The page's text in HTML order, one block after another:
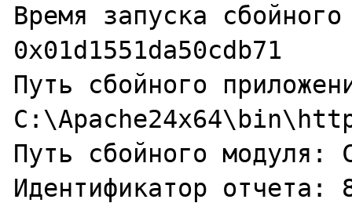
Время запуска
0x01d1551da50cdb71
Путь сбойного
Путь сбойного
Идентификатор